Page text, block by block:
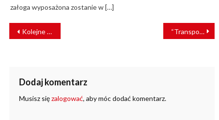
załoga wyposażona zostanie w […]
NAWIGACJA
WPISU
Kolejne tramwaje Stadlera trafią do Krakowa. MPK rozstrzygnął przetarg “Transport Kolejowy: Przeszłość – Teraźniejszość – Przyszłość”. UTK zaprasza na konferencję
Dodaj komentarz
Musisz sięzalogować, aby móc dodać komentarz.